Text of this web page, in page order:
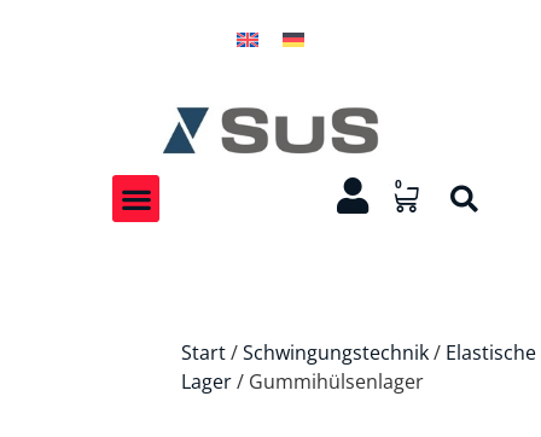
0
Start/Schwingungstechnik/ Elastische
Lager/ Gummihülsenlager